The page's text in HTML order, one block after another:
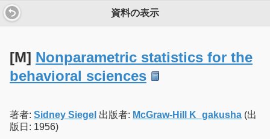
資料の表示
[M] Nonparametric statistics for the
behavioral sciences
著者: Sidney Siegel 出版者: McGraw-Hill K_gakusha (出
版日: 1956)